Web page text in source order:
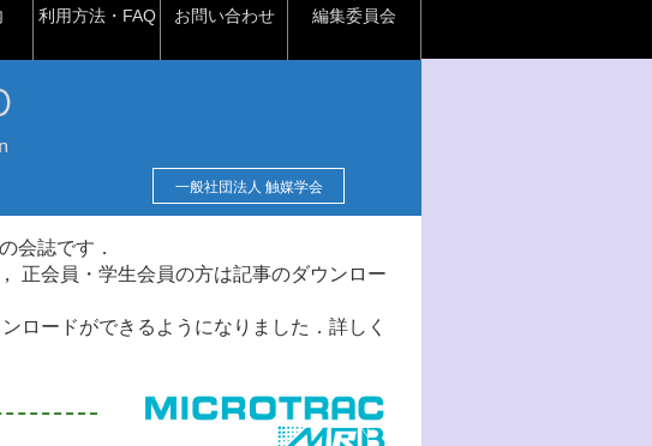
利用方法・FAQ お問い合わせ 編集委員会
一般社団法人 触媒学会
会誌です．
正会員・学生会員の方は記事のダウンロー
ロードができるようになりました．詳しく